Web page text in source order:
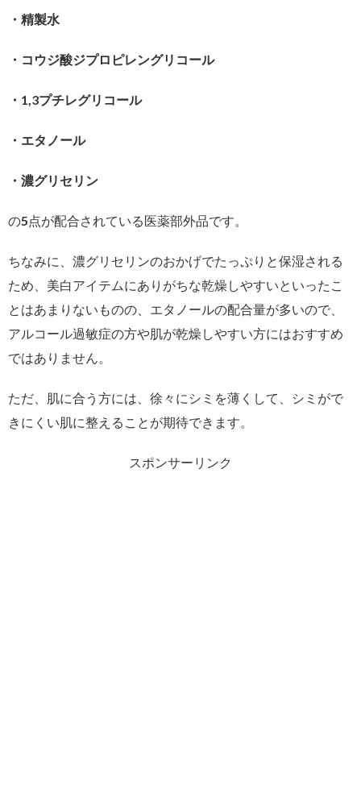
・精製水
・コウジ酸ジプロピレングリコール
・1,3プチレグリコール
・エタノール
・濃グリセリン
の5点が配合されている医薬部外品です。
ちなみに、濃グリセリンのおかげでたっぷりと保湿される
ため、美白アイテムにありがちな乾燥しやすいといったこ
とはあまりないものの、エタノールの配合量が多いので、
アルコール過敏症の方や肌が乾燥しやすい方にはおすすめ
ではありません。
ただ、肌に合う方には、徐々にシミを薄くして、シミがで
きにくい肌に整えることが期待できます。
スポンサーリンク